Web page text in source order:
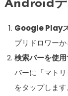
Android
Google Play
プリドロワー
検索バーを使
バーに「マト
をタップします